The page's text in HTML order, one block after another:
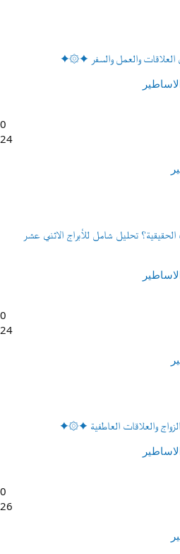
العلاقات والعمل والسفر ✦۞✦
0
24
تحليل شامل للأبراج الاثني عشر
0
24
والعلاقات العاطفية ✦۞✦
0
26